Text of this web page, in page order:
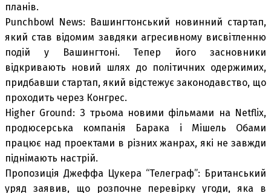
планів.
Punchbowl News: Вашингтонський новинний стартап,
який став відомим завдяки агресивному висвітленню
подій у Вашингтоні. Тепер його засновники
відкривають новий шлях до політичних одержимих,
придбавши стартап, який відстежує законодавство, що
проходить через Конгрес.
Higher Ground: З трьома новими фільмами на Netflix,
продюсерська компанія Барака і Мішель Обами
працює над проектами в різних жанрах, які не завжди
піднімають настрій.
Пропозиція Джеффа Цукера “Телеграф”: Британський
уряд заявив, що розпочне перевірку угоди, яка в